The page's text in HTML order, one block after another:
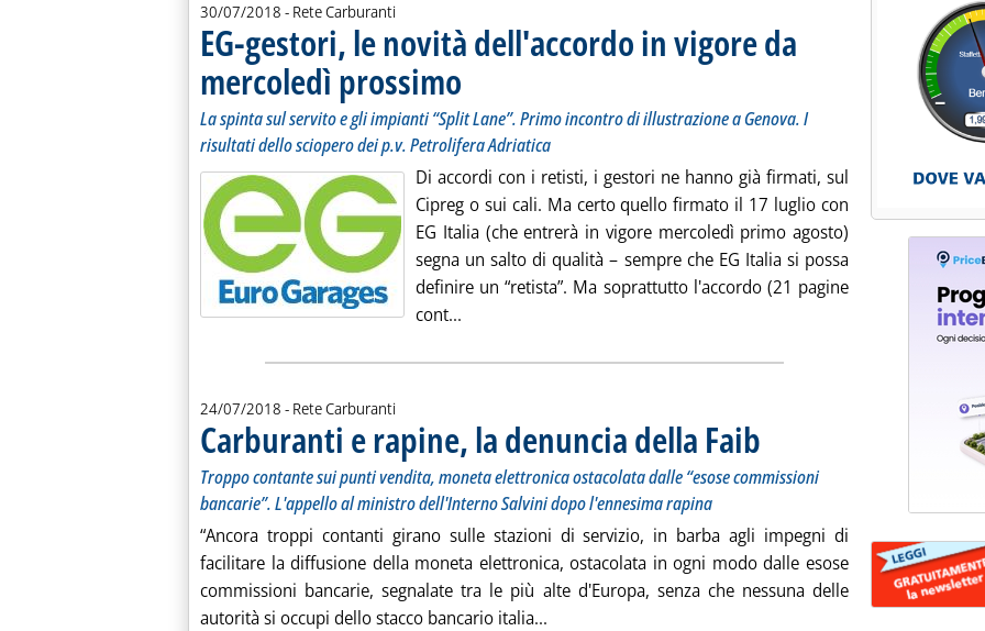
30/07/2018 - Rete Carburanti
EG-gestori, le novità dell'accordo in vigore da
mercoledì prossimo . Sottotitolo: La spinta sul servito e gli impianti “Split Lane”. Primo incontro di illustrazione a
La spinta sul servito e gli impianti “Split Lane”. Primo incontro di illustrazione a Genova. I
risultati dello sciopero dei p.v. Petrolifera Adriatica
Di accordi con i retisti, i gestori ne hanno già firmati, sul
Cipreg o sui cali. Ma certo quello firmato il 17 luglio con
EG Italia (che entrerà in vigore mercoledì primo agosto)
segna un salto di qualità – sempre che EG Italia si possa
definire un “retista”. Ma soprattutto l'accordo (21 pagine
cont... Leggi tutta la notizia: 'EG-gestori, le novità dell'accordo in vigore
24/07/2018 - Rete Carburanti
Carburanti e rapine, la denuncia della Faib . Sottotitolo: Troppo contante sui punti
. Pubblicata martedì 24 luglio 2018 alle
Troppo contante sui punti vendita, moneta elettronica ostacolata dalle “esose commissioni
bancarie”. L'appello al ministro dell'Interno Salvini dopo l'ennesima rapina
“Ancora troppi contanti girano sulle stazioni di servizio, in barba agli impegni di
facilitare la diffusione della moneta elettronica, ostacolata in ogni modo dalle esose
commissioni bancarie, segnalate tra le più alte d'Europa, senza che nessuna delle
autorità si occupi dello stacco bancario italia...